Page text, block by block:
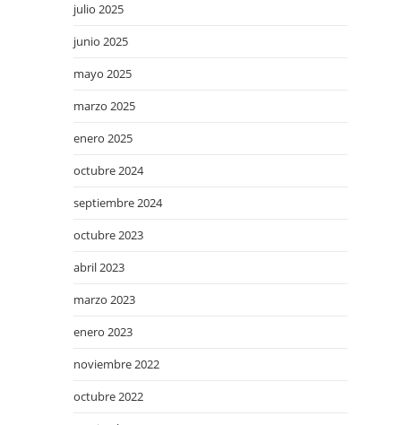
julio 2025
junio 2025
mayo 2025
marzo 2025
enero 2025
octubre 2024
septiembre 2024
octubre 2023
abril 2023
marzo 2023
enero 2023
noviembre 2022
octubre 2022